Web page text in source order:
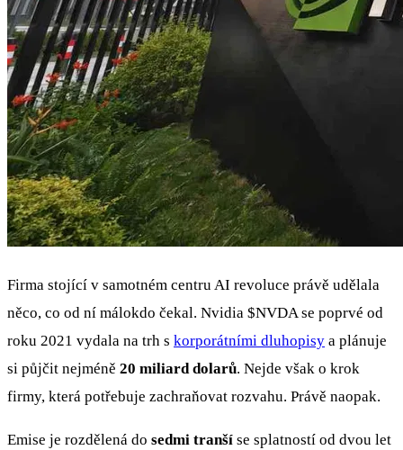
Firma stojící v samotném centru AI revoluce právě udělala
něco, co od ní málokdo čekal. Nvidia $NVDAse poprvé od
roku 2021 vydala na trh s korporátními dluhopisy a plánuje
si půjčit nejméně 20 miliard dolarů. Nejde však o krok
firmy, která potřebuje zachraňovat rozvahu. Právě naopak.
Emise je rozdělená do sedmi tranší se splatností od dvou let